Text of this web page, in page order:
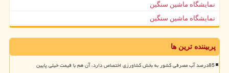
نمایشگاه ماشین سنگین
نمایشگاه ماشین سنگین
پربیننده ترین ها
85درصد آب مصرفی کشور به بخش کشاورزی اختصاص دارد، آن هم با قیمت خیلی پایین